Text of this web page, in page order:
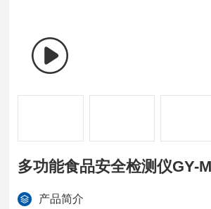
多功能食品安全检测仪GY-
产品简介